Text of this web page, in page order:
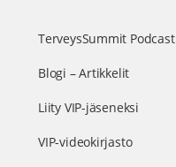
TerveysSummit Podcast
Blogi – Artikkelit
Liity VIP-jäseneksi
VIP-videokirjasto